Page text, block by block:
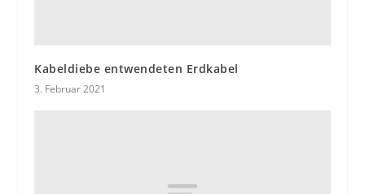
Kabeldiebe entwendeten Erdkabel
3. Februar 2021